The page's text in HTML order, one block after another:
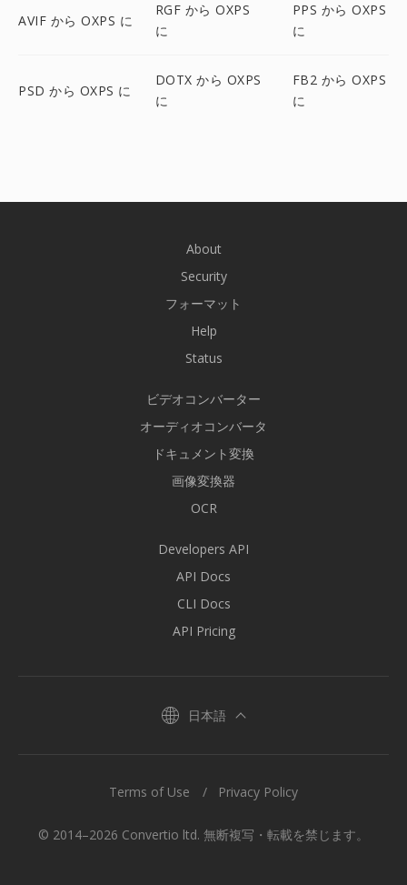
AVIF から OXPS に
RGF から OXPS
に
PPS から OXPS
に
PSD から OXPS に
DOTX から OXPS
に
FB2 から OXPS
に
About
Security
フォーマット
Help
Status
ビデオコンバーター
オーディオコンバータ
ドキュメント変換
画像変換器
OCR
Developers API
API Docs
CLI Docs
API Pricing
日本語
© 2014–2026 Convertio ltd. 無断複写・転載を禁じます。
Terms of Use Privacy Policy